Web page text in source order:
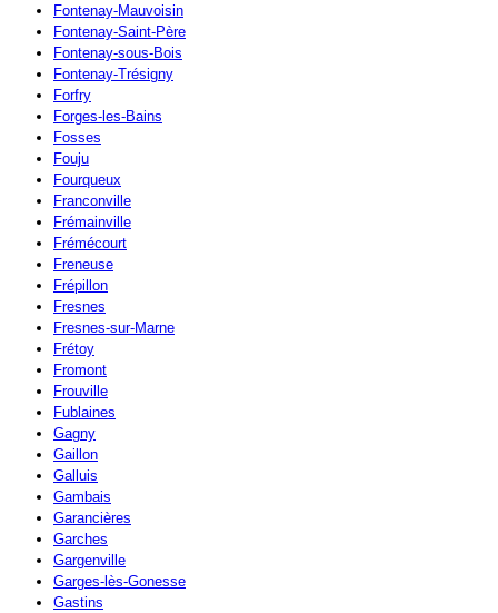
Fontenay-Mauvoisin
Fontenay-Saint-Père
Fontenay-sous-Bois
Fontenay-Trésigny
Forfry
Forges-les-Bains
Fosses
Fouju
Fourqueux
Franconville
Frémainville
Frémécourt
Freneuse
Frépillon
Fresnes
Fresnes-sur-Marne
Frétoy
Fromont
Frouville
Fublaines
Gagny
Gaillon
Galluis
Gambais
Garancières
Garches
Gargenville
Garges-lès-Gonesse
Gastins